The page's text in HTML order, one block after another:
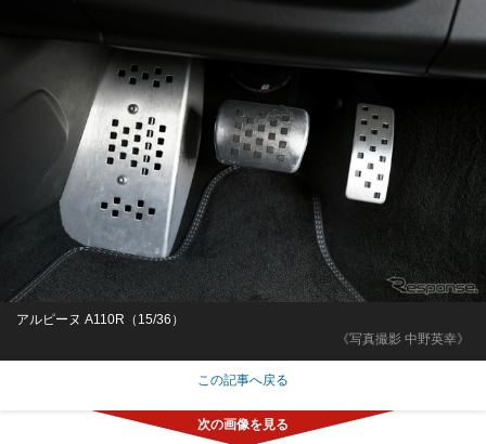
《写真撮影 中野英幸》
アルピーヌ A110R（15/36）
この記事へ戻る